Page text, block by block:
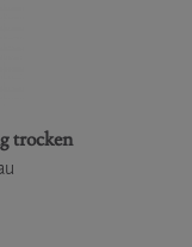
trocken